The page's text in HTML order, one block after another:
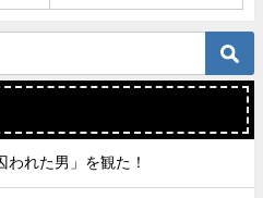
れた男」を観た！